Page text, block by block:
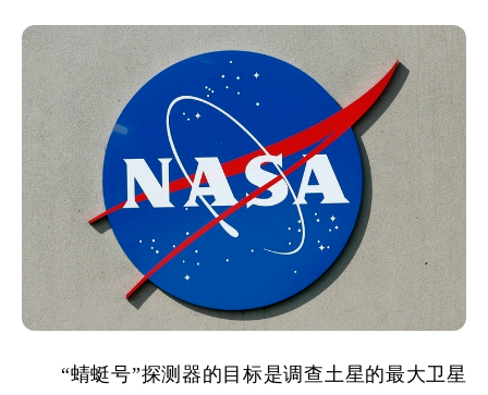
“蜻蜓号”探测器的目标是调查土星的最大卫星